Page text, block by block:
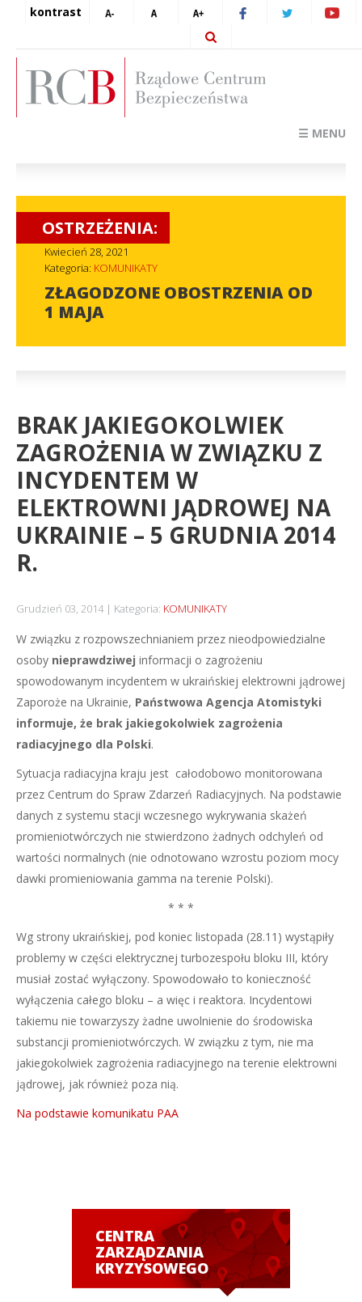
kontrast
☰ MENU
OSTRZEŻENIA:
Kwiecień 28, 2021
Kategoria: KOMUNIKATY
ZŁAGODZONE OBOSTRZENIA OD
1 MAJA
BRAK JAKIEGOKOLWIEK
ZAGROŻENIA W ZWIĄZKU Z
INCYDENTEM W
ELEKTROWNI JĄDROWEJ NA
UKRAINIE – 5 GRUDNIA 2014
R.
Grudzień 03, 2014 Kategoria: KOMUNIKATY
W związku z rozpowszechnianiem przez nieodpowiedzialne
osoby nieprawdziwej informacji o zagrożeniu
spowodowanym incydentem w ukraińskiej elektrowni jądrowej
Zaporoże na Ukrainie, Państwowa Agencja Atomistyki
informuje, że brak jakiegokolwiek zagrożenia
radiacyjnego dla Polski.
Sytuacja radiacyjna kraju jest całodobowo monitorowana
przez Centrum do Spraw Zdarzeń Radiacyjnych. Na podstawie
danych z systemu stacji wczesnego wykrywania skażeń
promieniotwórczych nie stwierdzono żadnych odchyleń od
wartości normalnych (nie odnotowano wzrostu poziom mocy
dawki promieniowania gamma na terenie Polski).
* * *
Wg strony ukraińskiej, pod koniec listopada (28.11) wystąpiły
problemy w części elektrycznej turbozespołu bloku III, który
musiał zostać wyłączony. Spowodowało to konieczność
wyłączenia całego bloku – a więc i reaktora. Incydentowi
takiemu nie towarzyszy żadne uwolnienie do środowiska
substancji promieniotwórczych. W związku z tym, nie ma
jakiegokolwiek zagrożenia radiacyjnego na terenie elektrowni
jądrowej, jak również poza nią.
Na podstawie komunikatu PAA
CENTRA
ZARZĄDZANIA
KRYZYSOWEGO